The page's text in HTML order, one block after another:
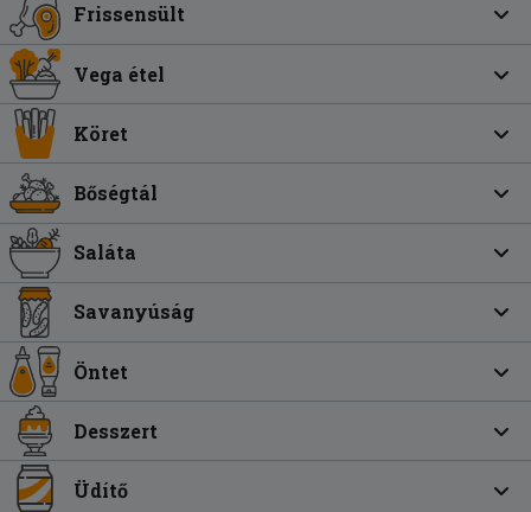
Frissensült
Vega étel
Köret
Bőségtál
Saláta
Savanyúság
Öntet
Desszert
Üdítő